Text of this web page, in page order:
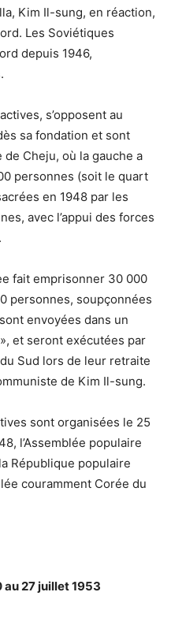
Kim Il-sung, en réaction,
Les Soviétiques
depuis 1946,
s’opposent au
sa fondation et sont
Cheju, où la gauche a
personnes (soit le quart
en 1948 par les
avec l’appui des forces
fait emprisonner 30 000
personnes, soupçonnées
envoyées dans un
», et seront exécutées par
Sud lors de leur retraite
de Kim Il-sung.
sont organisées le 25
l’Assemblée populaire
République populaire
couramment Corée du
au 27 juillet 1953